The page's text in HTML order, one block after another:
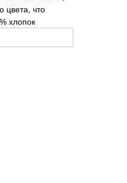
цвета, что
хлопок